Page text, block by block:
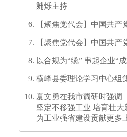
神
刘烁主持
【聚焦党代会】中国共产
【聚焦党代会】中国共产
以合规为“缆” 串起企业“
横峰县委理论学习中心组
夏文勇在我市调研时强调
坚定不移强工业 培育壮大
为工业强省建设贡献更多